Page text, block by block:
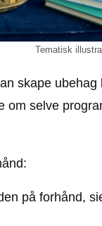
Tematisk
skape
om selve
på forhånd,